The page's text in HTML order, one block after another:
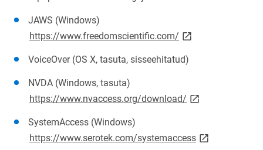
JAWS (Windows)
https://www.freedomscientific.com/ link opens on new
VoiceOver (OS X, tasuta, sisseehitatud)
NVDA (Windows, tasuta)
https://www.nvaccess.org/download/ link opens on
SystemAccess (Windows)
https://www.serotek.com/systemaccesslink opens on